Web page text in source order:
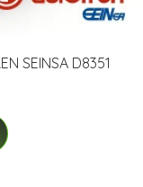
SEINSA D8351